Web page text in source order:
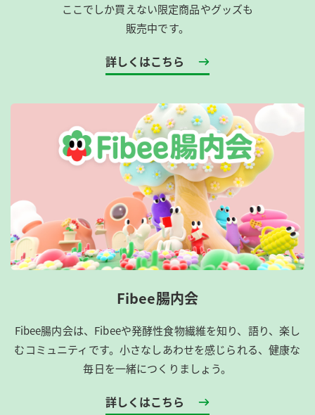
※キャンペーン期間外の応募は無効となります。
・ご応募いただいた方の中から、厳正なる抽選の上、当選
者を決定いたします。当選者へは、5月16日(月)より順次、
にて送付先の登録フォームをご連絡いたします。当選者
は、登録フォームに従い、必要事項をご記入ください。
・ダイレクトメッセージの受信から7日以内にご登録いただ
けない場合は、当選を辞退されたものとさせていただきま
・当選者へのプレゼントの発送は6月上旬以降での配送を予
定しております。
・以下の場合、応募・当選は、キャンペーンの仕組み上ま
たは事務局の判断により無効となる場合がありますのでご
1.本キャンペーン期間中および当選通知までに
はずしている場合
2.応募投稿を削除されていた場合
3.アカウントを非公開にされている場合
5.Twitterの利用規約・法令に違反する場合
ここでしか買えない限定商品やグッズも
販売中です。
詳しくはこちら
Fibee腸内会
Fibee腸内会は、​Fibeeや発酵性食物繊維を知り、語り、楽し
むコミュニティです。​小さなしあわせを感じられる、健康な
毎日を一緒につくりましょう。
詳しくはこちら